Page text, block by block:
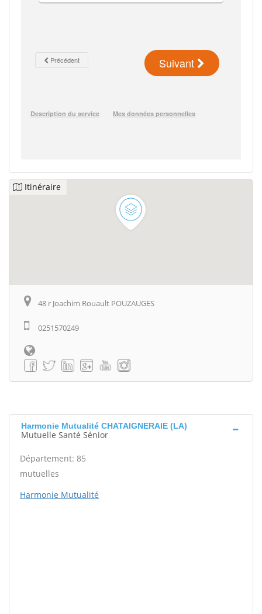
Itinéraire
48 r Joachim Rouault POUZAUGES
0251570249
Harmonie Mutualité CHATAIGNERAIE (LA)
Mutuelle Santé Sénior
Département: 85
mutuelles
Harmonie Mutualité